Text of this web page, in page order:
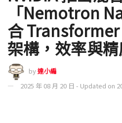
「Nemotron
合
架構，效率與
by達小編
2025 年 08 月 20 日 - Updated on